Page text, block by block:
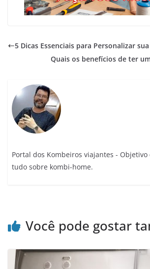
5 Dicas Essenciais para Personalizar
Quais os benefícios de ter
Portal dos Kombeiros viajantes -
tudo sobre kombi-home.
Você pode gostar